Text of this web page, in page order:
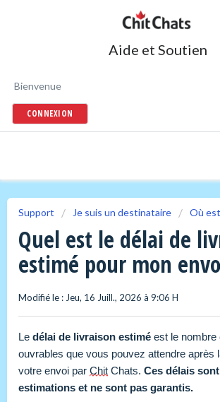
Aide et Soutien
Bienvenue
CONNEXION
Support Je suis un destinataire Où
Quel est le délai de
estimé pour mon
Modifié le : Jeu, 16 Juill., 2026 à 9:06 H
Le délai de livraison estimé est le nombre
ouvrables que vous pouvez attendre après
votre envoi par Chit Chats. Ces délais
estimations et ne sont pas garantis.